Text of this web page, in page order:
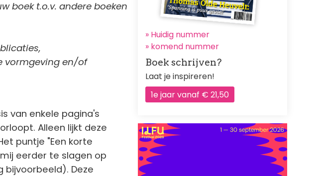
boek t.o.v. andere boeken
vormgeving en/of
van enkele pagina's
Alleen lijkt deze
puntje "Een korte
eerder te slagen op
Deze
» Huidig nummer
» komend nummer
Boek schrijven?
Laat je inspireren!
1e jaar vanaf € 21,50